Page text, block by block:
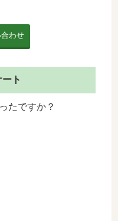
ト
たですか？